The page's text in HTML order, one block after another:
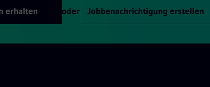
erhalten oder Jobbenachrichtigung erstellen